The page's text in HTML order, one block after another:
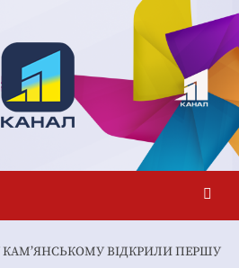
КАМ’ЯНСЬКОМУ ВІДКРИЛИ ПЕРШУ